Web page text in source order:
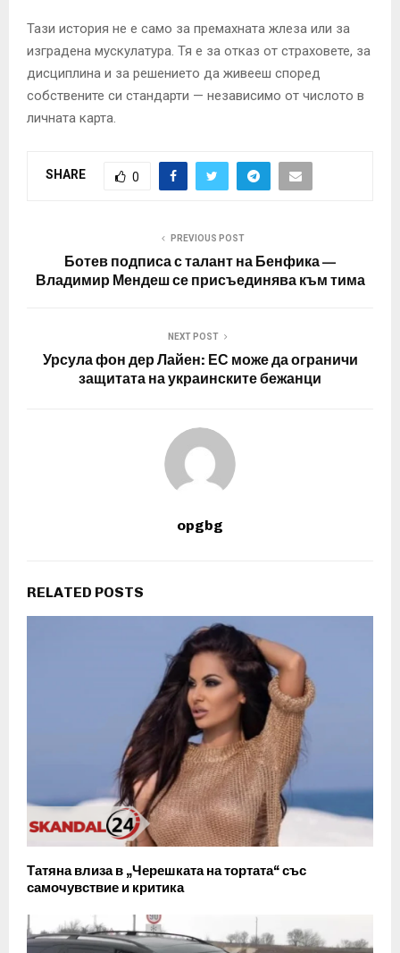
Тази история не е само за премахната жлеза или за
изградена мускулатура. Тя е за отказ от страховете, за
дисциплина и за решението да живееш според
собствените си стандарти — независимо от числото в
личната карта.
SHARE 0
PREVIOUS POST
Ботев подписа с талант на Бенфика —
Владимир Мендеш се присъединява към тима
NEXT POST
Урсула фон дер Лайен: ЕС може да ограничи
защитата на украинските бежанци
opgbg
RELATED POSTS
Татяна влиза в „Черешката на тортата“ със
самочувствие и критика